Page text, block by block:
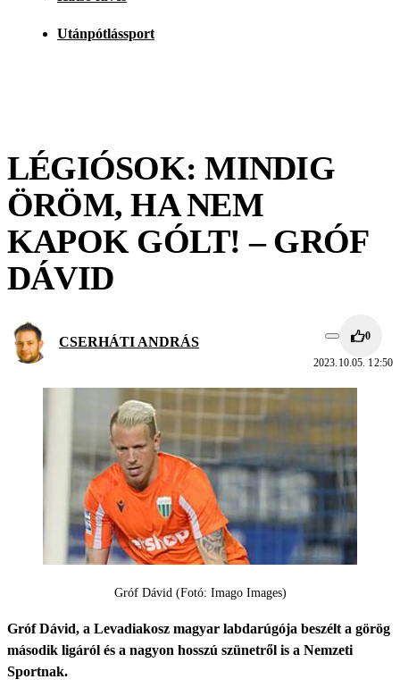
Utánpótlássport
LÉGIÓSOK: MINDIG
ÖRÖM, HA NEM
KAPOK GÓLT! – GRÓF
DÁVID
CSERHÁTI ANDRÁS 0
2023.10.05. 12:50
Gróf Dávid (Fotó: Imago Images)
Gróf Dávid, a Levadiakosz magyar labdarúgója beszélt a görög
második ligáról és a nagyon hosszú szünetről is a Nemzeti
Sportnak.